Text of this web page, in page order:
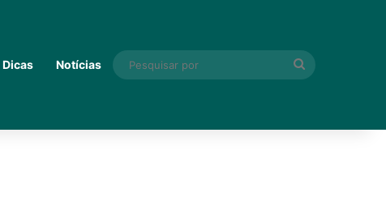
Dicas Notícias
Pesquisar